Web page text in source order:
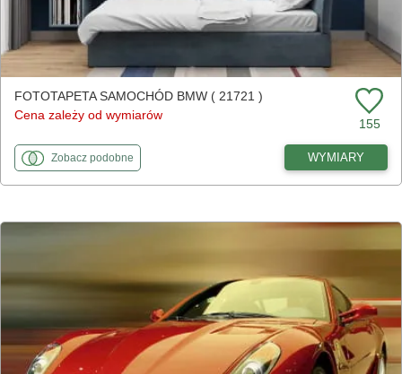
FOTOTAPETA SAMOCHÓD BMW ( 21721 )
Cena zależy od wymiarów
155
Zobaczfototapety
podobnedo Samochód BMW WYMIARY